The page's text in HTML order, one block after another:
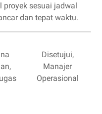
proyek sesuai jadwal
dan tepat waktu.
Disetujui,
Manajer
Operasional